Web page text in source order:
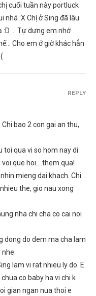
cuối tuần này portluck
nhá :X Chị ở Sing đã lâu
:D … Tự dưng em nhớ
Cho em ở giờ khác hẳn
bao 2 con gai an thu,
toi qua vi so hom nay di
que hoi….them qua!
mieng dai khach. Chi
the, gio nau xong
nha chi cha co cai noi
dong do dem ma cha lam
lam vi rat nhieu ly do. E
co baby ha vi chi k
gian ngan nua thoi e
REPLY